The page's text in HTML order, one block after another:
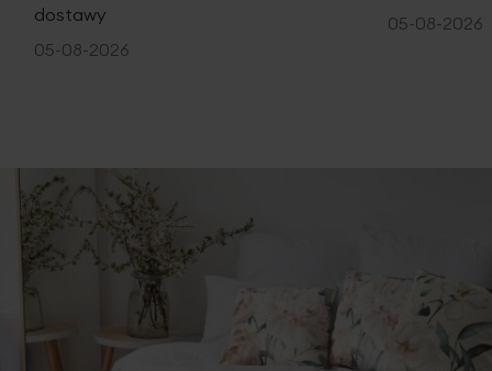
dostawy
05-08-2026
05-08-2026